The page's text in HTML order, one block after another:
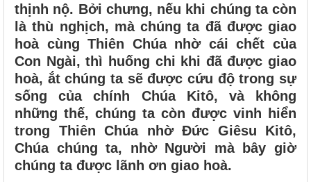
thịnh nộ. Bởi chưng, nếu khi chúng ta còn
là thù nghịch, mà chúng ta đã được giao
hoà cùng Thiên Chúa nhờ cái chết của
Con Ngài, thì huống chi khi đã được giao
hoà, ắt chúng ta sẽ được cứu độ trong sự
sống của chính Chúa Kitô, và không
những thế, chúng ta còn được vinh hiển
trong Thiên Chúa nhờ Ðức Giêsu Kitô,
Chúa chúng ta, nhờ Người mà bây giờ
chúng ta được lãnh ơn giao hoà.